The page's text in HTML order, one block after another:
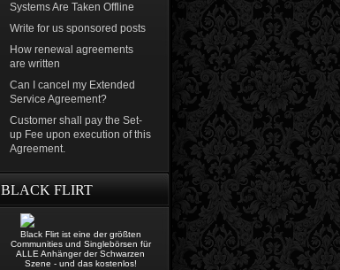
Systems Are Taken Offline
Write for us sponsored posts
How renewal agreements
are written
Can I cancel my Extended
Service Agreement?
Customer shall pay the Set-
up Fee upon execution of this
Agreement.
BLACK FLIRT
Black Flirt ist eine der größten
Communities und Singlebörsen für
ALLE Anhänger der Schwarzen
Szene - und das kostenlos!